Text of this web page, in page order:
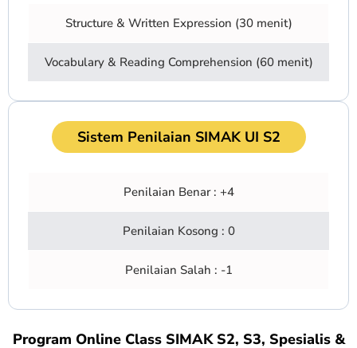
Structure & Written Expression (30 menit)
Vocabulary & Reading Comprehension (60 menit)
Sistem Penilaian SIMAK UI S2
Penilaian Benar : +4
Penilaian Kosong : 0
Penilaian Salah : -1
Program Online Class SIMAK S2, S3, Spesialis &